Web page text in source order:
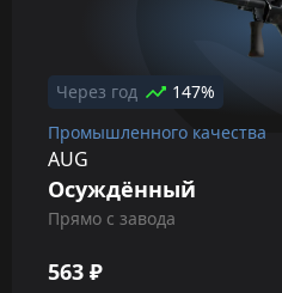
Через год
147%
Промышленного качества
AUG
Осуждённый
Прямо с завода
563 ₽